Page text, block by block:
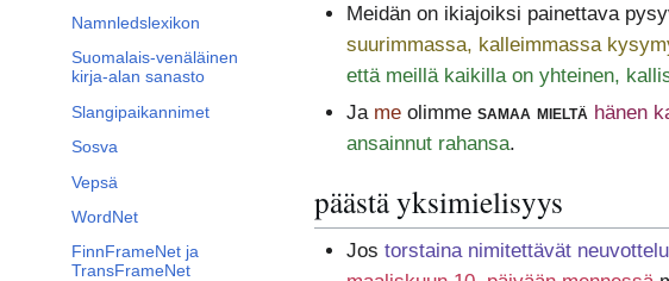
Namnledslexikon
Suomalais-venäläinen
kirja-alan sanasto
Slangipaikannimet
Sosva
Vepsä
WordNet
FinnFrameNet ja
TransFrameNet
Meidän on ikiajoiksi painettava
suurimmassa, kalleimmassa
että meillä kaikilla on yhteinen,
Ja meolimme samaa mieltä hänen
ansainnut rahansa.
päästä yksimielisyys
Jos torstaina nimitettävät